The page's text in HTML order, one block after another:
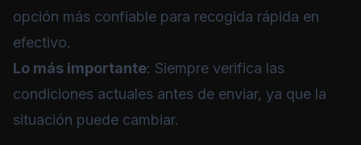
opción más confiable para recogida rápida en
efectivo.
Lo más importante: Siempre verifica las
condiciones actuales antes de enviar, ya que la
situación puede cambiar.